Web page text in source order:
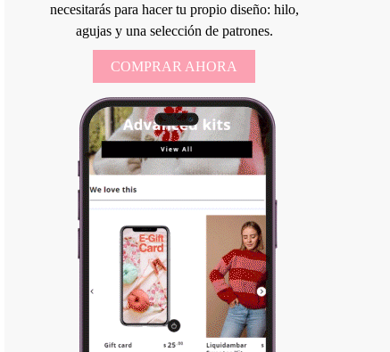
necesitarás para hacer tu propio diseño: hilo,
agujas y una selección de patrones.
COMPRAR AHORA